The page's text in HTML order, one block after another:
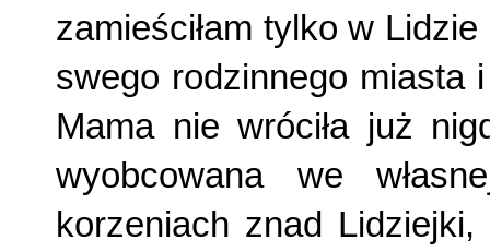
zamieściłam tylko w
swego rodzinnego miasta
Mama nie wróciła już
wyobcowana we
korzeniach znad